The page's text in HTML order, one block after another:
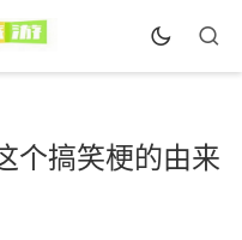
个搞笑梗的由来